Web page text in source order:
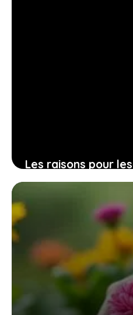
Les raisons pour
donnée
accélère la
immobiliers
21 juillet 2026